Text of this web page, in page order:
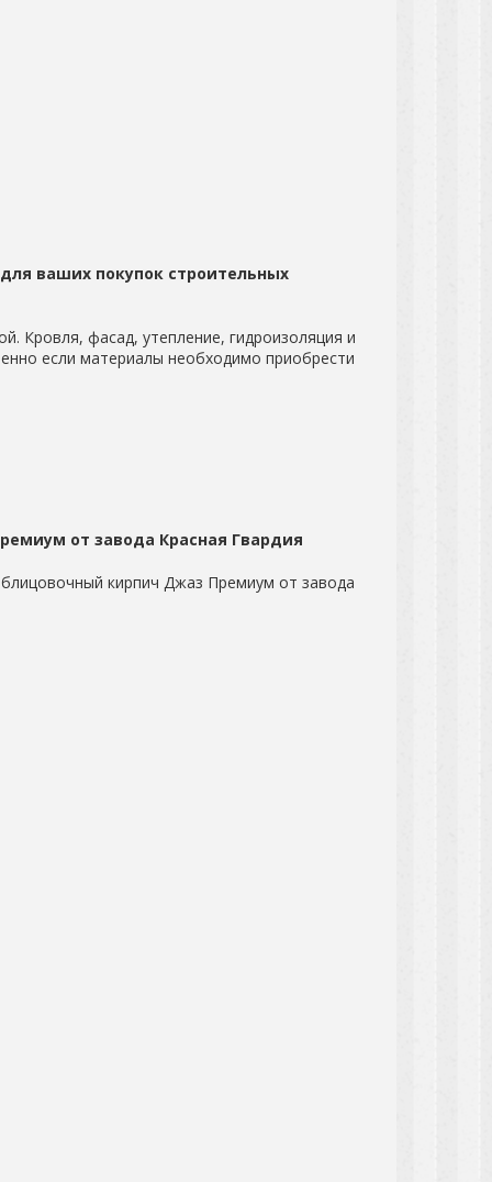
ваших покупок строительных
Кровля, фасад, утепление, гидроизоляция и
если материалы необходимо приобрести
от завода Красная Гвардия
кирпич Джаз Премиум от завода